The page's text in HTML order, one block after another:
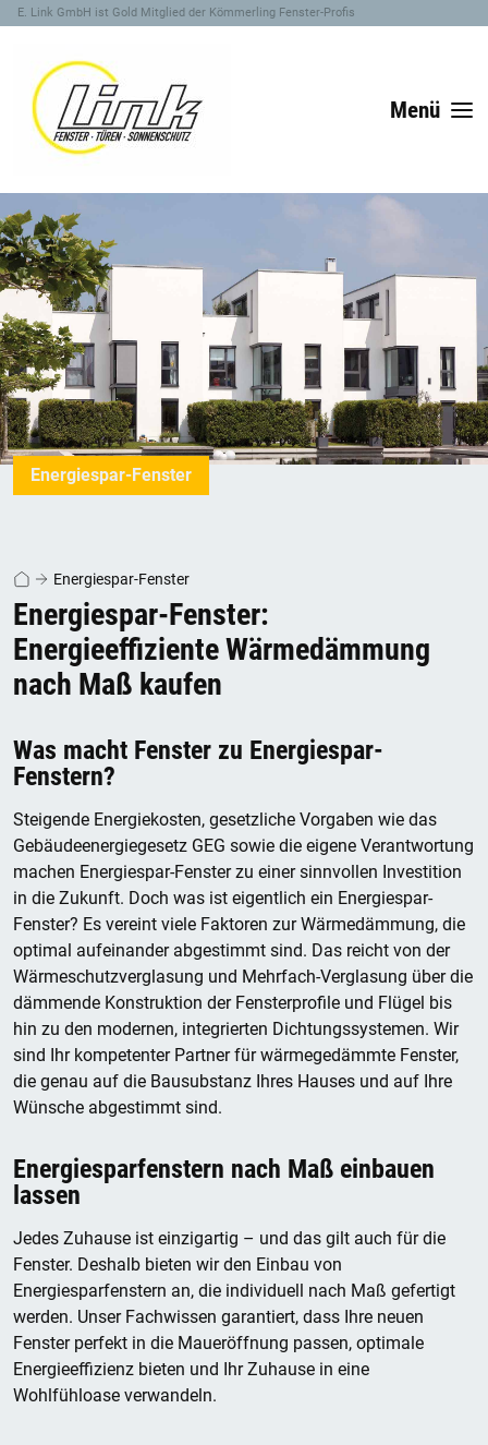
E. Link GmbH ist Gold Mitglied der Kömmerling Fenster-Profis
Menü
Energiespar-Fenster
Energiespar-Fenster
Energiespar-Fenster:
Energieeffiziente Wärmedämmung
nach Maß kaufen
Was macht Fenster zu Energiespar-
Fenstern?
Steigende Energiekosten, gesetzliche Vorgaben wie das
Gebäudeenergiegesetz GEG sowie die eigene Verantwortung
machen Energiespar-Fenster zu einer sinnvollen Investition
in die Zukunft. Doch was ist eigentlich ein Energiespar-
Fenster? Es vereint viele Faktoren zur Wärmedämmung, die
optimal aufeinander abgestimmt sind. Das reicht von der
Wärmeschutzverglasung und Mehrfach-Verglasung über die
dämmende Konstruktion der Fensterprofile und Flügel bis
hin zu den modernen, integrierten Dichtungssystemen. Wir
sind Ihr kompetenter Partner für wärmegedämmte Fenster,
die genau auf die Bausubstanz Ihres Hauses und auf Ihre
Wünsche abgestimmt sind.
Energiesparfenstern nach Maß einbauen
lassen
Jedes Zuhause ist einzigartig – und das gilt auch für die
Fenster. Deshalb bieten wir den Einbau von
Energiesparfenstern an, die individuell nach Maß gefertigt
werden. Unser Fachwissen garantiert, dass Ihre neuen
Fenster perfekt in die Maueröffnung passen, optimale
Energieeffizienz bieten und Ihr Zuhause in eine
Wohlfühloase verwandeln.